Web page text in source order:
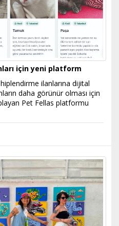
için yeni platform
ilanlarına dijital
daha görünür olması için
Pet Fellas platformu